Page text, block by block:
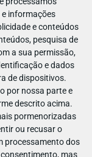
informações
e conteúdos
pesquisa de
a sua permissão,
e dados
de dispositivos.
por nossa parte e
descrito acima.
pormenorizadas
ou recusar o
processamento dos
mas
22